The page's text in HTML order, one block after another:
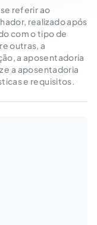
referir ao
realizado após
com o tipo de
outras, a
a aposentadoria
e a aposentadoria
e requisitos.